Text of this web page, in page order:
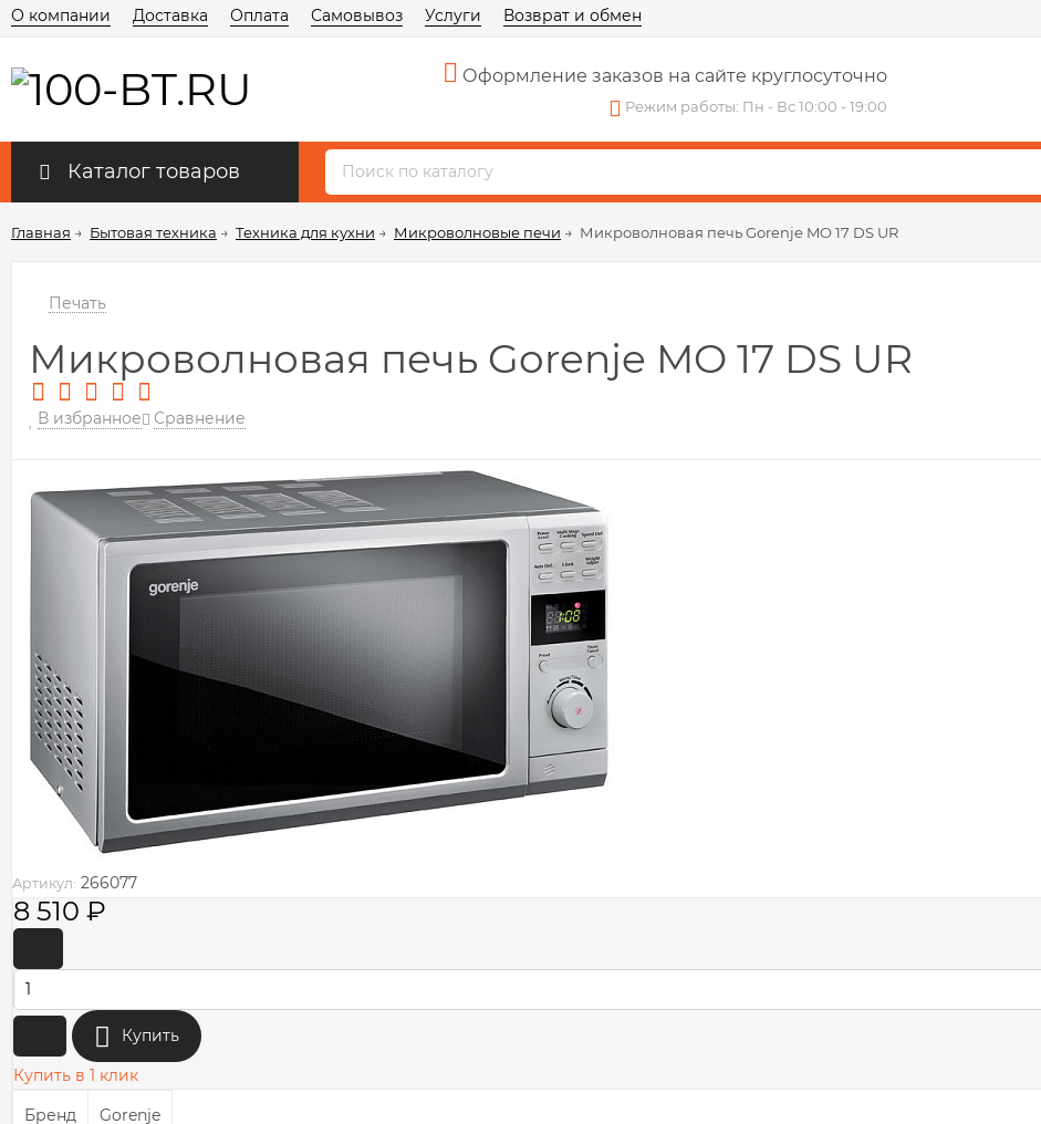
О компании Доставка Оплата Самовывоз Услуги Возврат и обмен
Оформление заказов на сайте круглосуточно
Режим работы: Пн - Вс 10:00 - 19:00
Каталог товаров
Главная → Бытовая техника → Техника для кухни → Микроволновые печи → Микроволновая печь Gorenje MO 17 DS UR
Печать
Микроволновая печь Gorenje MO 17 DS UR
В избранное Сравнение
Артикул: 266077
8 510 ₽
Купить
Купить в 1 клик
Бренд
Gorenje